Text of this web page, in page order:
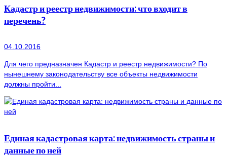
Кадастр и реестр недвижимости: что входит в
перечень?
04.10.2016
Для чего предназначен Кадастр и реестр недвижимости? По
нынешнему законодательству все объекты недвижимости
должны пройти...
Единая кадастровая карта: недвижимость страны и
данные по ней